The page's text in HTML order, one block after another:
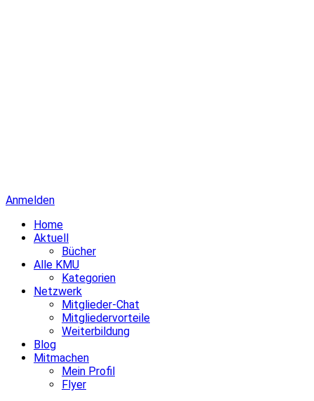
Anmelden
Home
Aktuell
Bücher
Alle KMU
Kategorien
Netzwerk
Mitglieder-Chat
Mitgliedervorteile
Weiterbildung
Blog
Mitmachen
Mein Profil
Flyer